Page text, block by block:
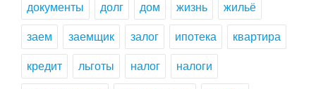
документы долг дом жизнь жильё
заем заемщик залог ипотека квартира
кредит льготы налог налоги